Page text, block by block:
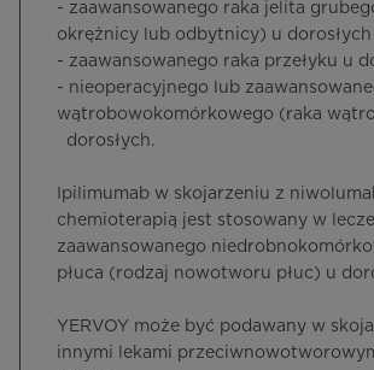
- zaawansowanego raka jelita
okrężnicy lub odbytnicy) u dorosłych
- zaawansowanego raka przełyku u
- nieoperacyjnego lub
wątrobowokomórkowego (raka
dorosłych.
Ipilimumab w skojarzeniu z
chemioterapią jest stosowany w
zaawansowanego
płuca (rodzaj nowotworu płuc) u
YERVOY może być podawany w
innymi lekami